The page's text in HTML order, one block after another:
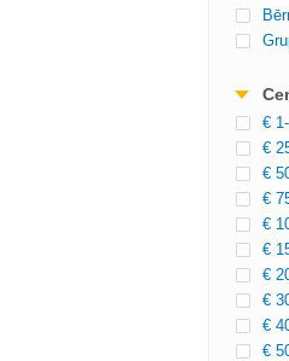
€
€
€
€
€
€
€
€
€
€